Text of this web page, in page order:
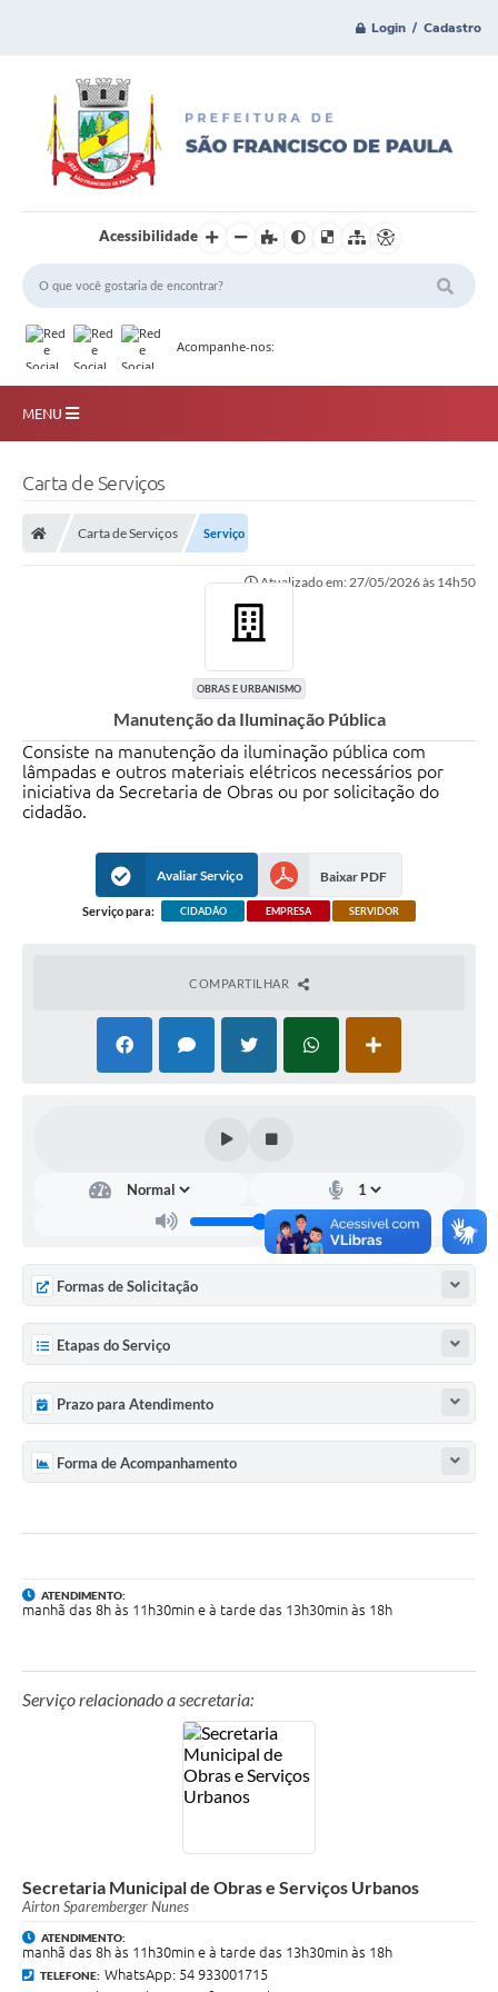
Login / Cadastro
Acessibilidade
Acompanhe-nos:
MENU
Consórcio Josafaz
EMPREGA
Multimídia
Lei Geral de Proteção de dados - LGPD
Acesso à Informação
Devedores de ICMS/IPVA.
Contas Públicas
Publicações Legais
Casa do Trabalhador
UAB - Universidade Aberta do Brasil
Receitas
Relatório de gestão fiscal
Relatório circunstanciado
Contratos
Colaborador
Carta de Serviços
Carta de Serviços Serviço
Atualizado em: 27/05/2026 às 14h50
OBRAS E URBANISMO
Manutenção da Iluminação Pública
Consiste na manutenção da iluminação pública com
lâmpadas e outros materiais elétricos necessários por
iniciativa da Secretaria de Obras ou por solicitação do
cidadão.
Avaliar Serviço Baixar PDF
Serviço para: CIDADÃO EMPRESA SERVIDOR
COMPARTILHAR
Formas de Solicitação
Etapas do Serviço
Prazo para Atendimento
Forma de Acompanhamento
ATENDIMENTO:
manhã das 8h às 11h30min e à tarde das 13h30min às 18h
Serviço relacionado a secretaria:
Secretaria Municipal de Obras e Serviços Urbanos
Airton Sparemberger Nunes
ATENDIMENTO:
manhã das 8h às 11h30min e à tarde das 13h30min às 18h
TELEFONE: WhatsApp: 54 933001715